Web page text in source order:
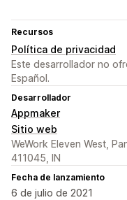
Recursos
Política de privacidad
Este desarrollador no
Español.
Desarrollador
Appmaker
Sitio web
WeWork Eleven West,
411045, IN
Fecha de lanzamiento
6 de julio de 2021